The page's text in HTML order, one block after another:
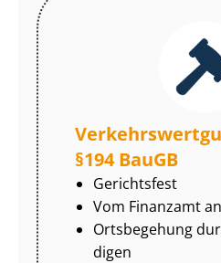
§194 BauGB
Gerichtsfest
Vom Finanzamt
Ortsbegehung
di­gen